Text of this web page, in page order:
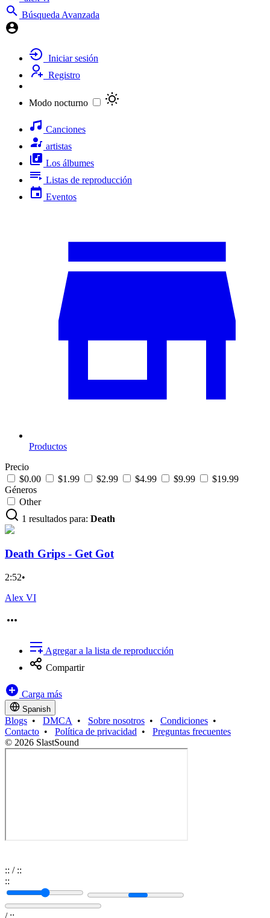
Búsqueda Avanzada
Iniciar sesión
Registro
Modo nocturno
Canciones
artistas
Los álbumes
Listas de reproducción
Eventos
Productos
Precio
$0.00
$1.99 $2.99 $4.99 $9.99
$19.99
Géneros
Other
1 resultados para: Death
Death Grips - Get Got
2:52•
Alex VI
Agregar a la lista de reproducción
Compartir
Carga más
Spanish
Blogs • DMCA • Sobre nosotros • Condiciones •
Contacto • Política de privacidad • Preguntas frecuentes
© 2026 SlastSound
:: / ::
::